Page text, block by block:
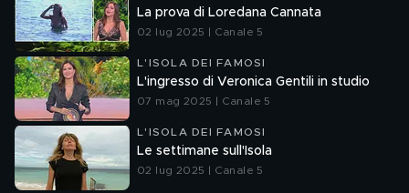
La prova di Loredana Cannata
02 lug 2025 | Canale 5
L'ISOLA DEI FAMOSI
L'ingresso di Veronica Gentili in studio
07 mag 2025 | Canale 5
L'ISOLA DEI FAMOSI
Le settimane sull'Isola
02 lug 2025 | Canale 5